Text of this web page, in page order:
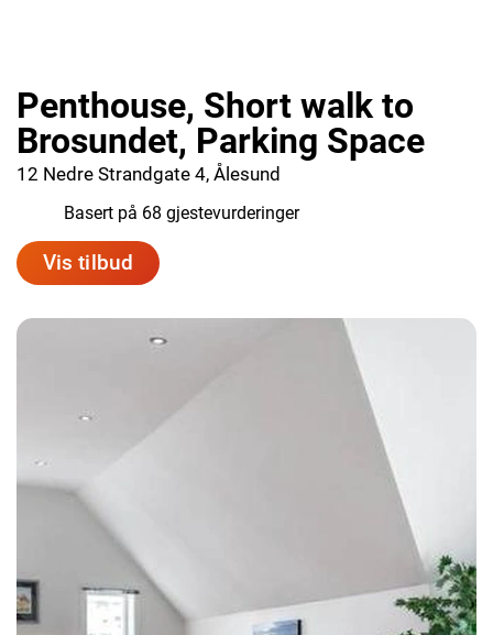
Penthouse, Short walk to
Brosundet, Parking Space
12 Nedre Strandgate 4, Ålesund
Basert på 68 gjestevurderinger
Vis tilbud